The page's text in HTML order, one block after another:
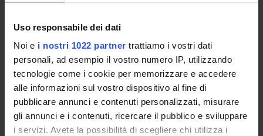
Uso responsabile dei dati
Noi e i nostri 1022 partner trattiamo i vostri dati
personali, ad esempio il vostro numero IP, utilizzando
tecnologie come i cookie per memorizzare e accedere
alle informazioni sul vostro dispositivo al fine di
pubblicare annunci e contenuti personalizzati, misurare
gli annunci e i contenuti, ricercare il pubblico e sviluppare
i servizi. Avete la possibilità di scegliere chi utilizza i
Spin-off staff
SECTIONS
Section of Pharmacology